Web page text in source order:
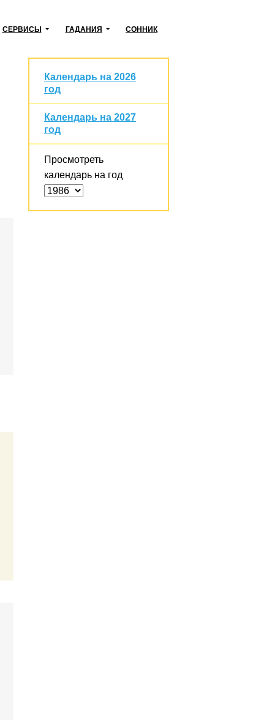
СЕРВИСЫ ГАДАНИЯ СОННИК
Календарь на 2026
год
Календарь на 2027
год
Просмотреть
календарь на год